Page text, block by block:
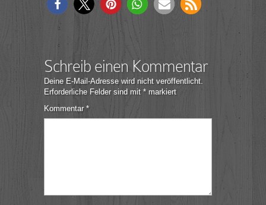
Schreib einen Kommentar
Deine E-Mail-Adresse wird nicht veröffentlicht.
Erforderliche Felder sind mit * markiert
Kommentar *